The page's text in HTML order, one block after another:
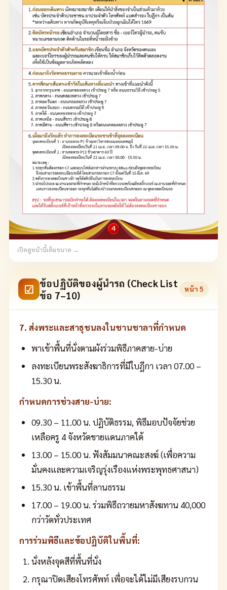
เปิดดูหน้านี้เต็มขนาด →
☑ ข้อปฏิบัติของผู้นำรถ (Check List
ข้อ 7–10)
หน้า5
7. ส่งพระและสาธุชนลงในชานชาลาที่กำหนด
พาเข้าพื้นที่นั่งตามผังร่วมพิธีภาคสาย-บ่าย
ลงทะเบียนพระสังฆาธิการที่มีใบฎีกา เวลา 07.00 –
15.30 น.
กำหนดการช่วงสาย-บ่าย:
09.30 – 11.00 น. ปฏิบัติธรรม, พิธีมอบปัจจัยช่วย
เหลือครู 4 จังหวัดชายแดนภาคใต้
13.00 – 15.00 น. ฟังสัมมนาคณะสงฆ์ (เพื่อความ
มั่นคงและความเจริญรุ่งเรืองแห่งพระพุทธศาสนา)
15.30 น. เข้าพื้นที่ลานธรรม
17.00 – 19.00 น. ร่วมพิธีถวายมหาสังฆทาน 40,000
กว่าวัดทั่วประเทศ
การร่วมพิธีและข้อปฏิบัติในพื้นที่:
นั่งหลังจุดสีที่พื้นที่นั่ง
กรุณาปิดเสียงโทรศัพท์ เพื่อจะได้ไม่มีเสียงรบกวน